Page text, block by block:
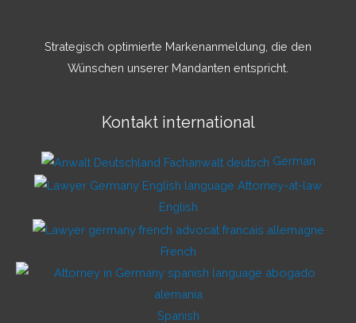
Strategisch optimierte Markenanmeldung, die den
Wünschen unserer Mandanten entspricht.
Kontakt international
German
English
French
Spanish